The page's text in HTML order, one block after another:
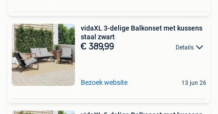
vidaXL 3-delige Balkonset met kussens
staal zwart
€ 389,99 Details
Bezoek website 13 jun 26